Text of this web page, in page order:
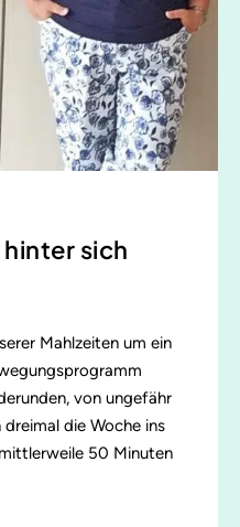
sich
Mahlzeiten um ein
von ungefähr
die Woche ins
50 Minuten